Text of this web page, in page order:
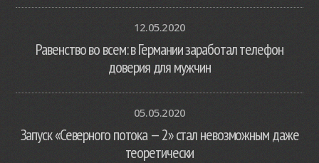
12.05.2020
Равенство во всем: в Германии заработал телефон
доверия для мужчин
05.05.2020
Запуск «Северного потока — 2» стал невозможным даже
теоретически